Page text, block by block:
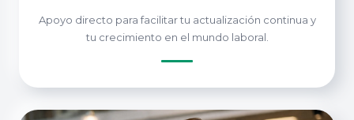
Apoyo directo para facilitar tu actualización continua y
tu crecimiento en el mundo laboral.